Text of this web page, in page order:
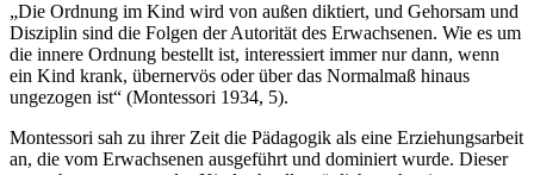
„Die Ordnung im Kind wird von außen diktiert, und Gehorsam und
Disziplin sind die Folgen der Autorität des Erwachsenen. Wie es um
die innere Ordnung bestellt ist, interessiert immer nur dann, wenn
ein Kind krank, übernervös oder über das Normalmaß hinaus
ungezogen ist“ (Montessori 1934, 5).
Montessori sah zu ihrer Zeit die Pädagogik als eine Erziehungsarbeit
an, die vom Erwachsenen ausgeführt und dominiert wurde. Dieser